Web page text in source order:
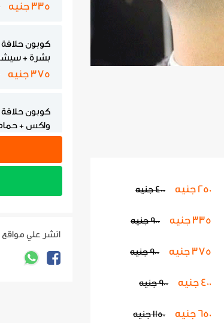
250 جنيه 400 جنيه
335 جنيه 900 جنيه
375 جنيه 900 جنيه
400 جنيه 900 جنيه
650 جنيه 1150 جنيه
335 جنيه
كوبون
بشرة +
375 جنيه
كوبون
واكس +
كوبون
تنظيف بشرة
انشر علي مواقع